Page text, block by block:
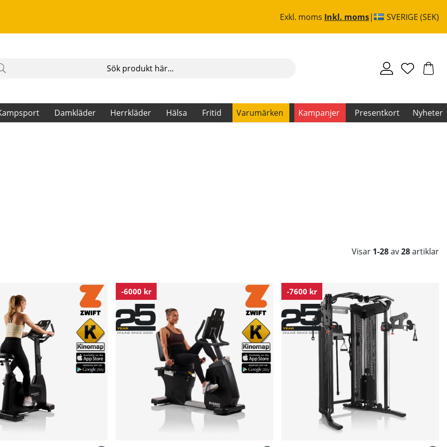
Exkl. moms Inkl. moms SVERIGE (SEK)
Damkläder Herrkläder Hälsa Fritid Varumärken Kampanjer Presentkort Nyheter
Visar 1-28av28artiklar
-6000 kr -7600 kr